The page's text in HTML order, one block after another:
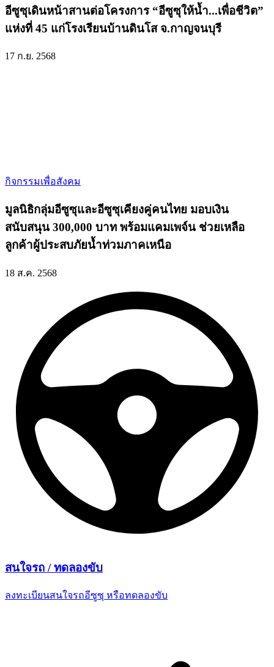
อีซูซุเดินหน้าสานต่อโครงการ “อีซูซุให้น้ำ...เพื่อชีวิต”
แห่งที่ 45 แก่โรงเรียนบ้านดินโส จ.กาญจนบุรี
17 ก.ย. 2568
กิจกรรมเพื่อสังคม
มูลนิธิกลุ่มอีซูซุและอีซูซุเคียงคู่คนไทย มอบเงิน
สนับสนุน 300,000 บาท พร้อมแคมเพจ์น ช่วยเหลือ
ลูกค้าผู้ประสบภัยน้ำท่วมภาคเหนือ
18 ส.ค. 2568
สนใจรถ /ทดลองขับ
ลงทะเบียนสนใจรถอีซูซุ หรือทดลองขับ